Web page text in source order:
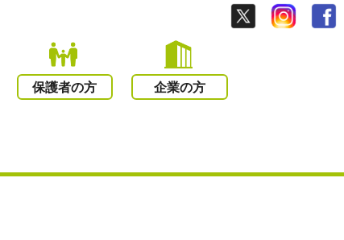
保護者の方 企業の方